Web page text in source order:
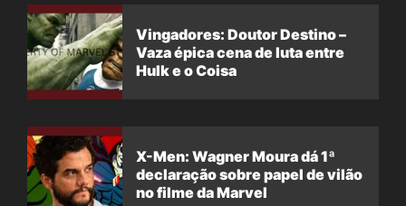
Vingadores: Doutor Destino –
Vaza épica cena de luta entre
Hulk e o Coisa
X-Men: Wagner Moura dá 1ª
declaração sobre papel de vilão
no filme da Marvel